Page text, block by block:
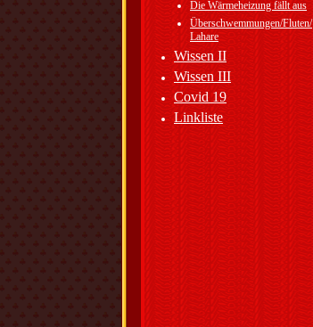
Die Wärmeheizung fällt aus
Überschwemmungen/Fluten/
Lahare
Wissen II
Wissen III
Covid 19
Linkliste